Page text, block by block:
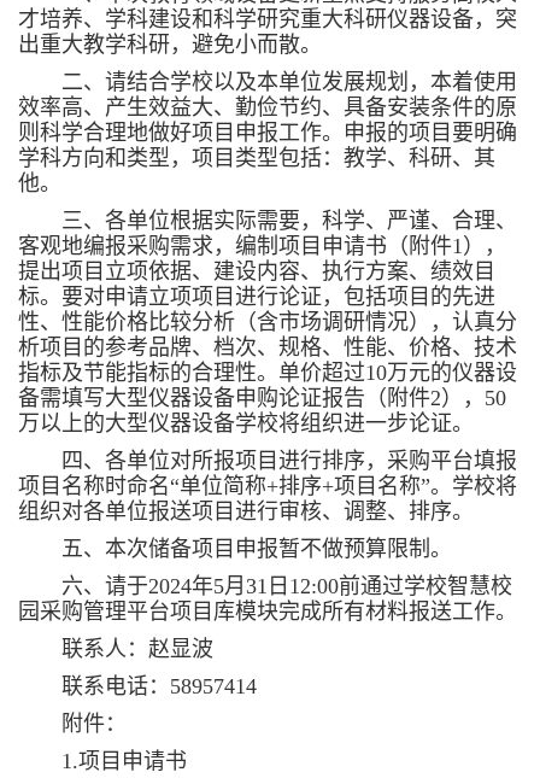
才培养、学科建设和科学研究重大科研仪器设备，突
出重大教学科研，避免小而散。
二、请结合学校以及本单位发展规划，本着使用
效率高、产生效益大、勤俭节约、具备安装条件的原
则科学合理地做好项目申报工作。申报的项目要明确
学科方向和类型，项目类型包括：教学、科研、其
他。
三、各单位根据实际需要，科学、严谨、合理、
客观地编报采购需求，编制项目申请书（附件1），
提出项目立项依据、建设内容、执行方案、绩效目
标。要对申请立项项目进行论证，包括项目的先进
性、性能价格比较分析（含市场调研情况），认真分
析项目的参考品牌、档次、规格、性能、价格、技术
指标及节能指标的合理性。单价超过10万元的仪器设
备需填写大型仪器设备申购论证报告（附件2），50
万以上的大型仪器设备学校将组织进一步论证。
四、各单位对所报项目进行排序，采购平台填报
项目名称时命名“单位简称+排序+项目名称”。学校将
组织对各单位报送项目进行审核、调整、排序。
五、本次储备项目申报暂不做预算限制。
六、请于2024年5月31日12:00前通过学校智慧校
园采购管理平台项目库模块完成所有材料报送工作。
联系人：赵显波
联系电话：58957414
附件：
1.项目申请书